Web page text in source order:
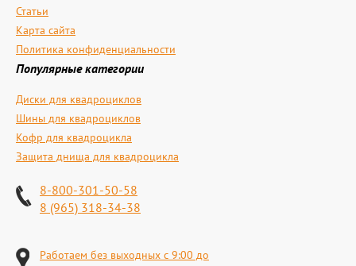
Статьи
Карта сайта
Политика конфиденциальности
Популярные категории
Диски для квадроциклов
Шины для квадроциклов
Кофр для квадроцикла
Защита днища для квадроцикла
8-800-301-50-58
8 (965) 318-34-38
Работаем без выходных с 9:00 до